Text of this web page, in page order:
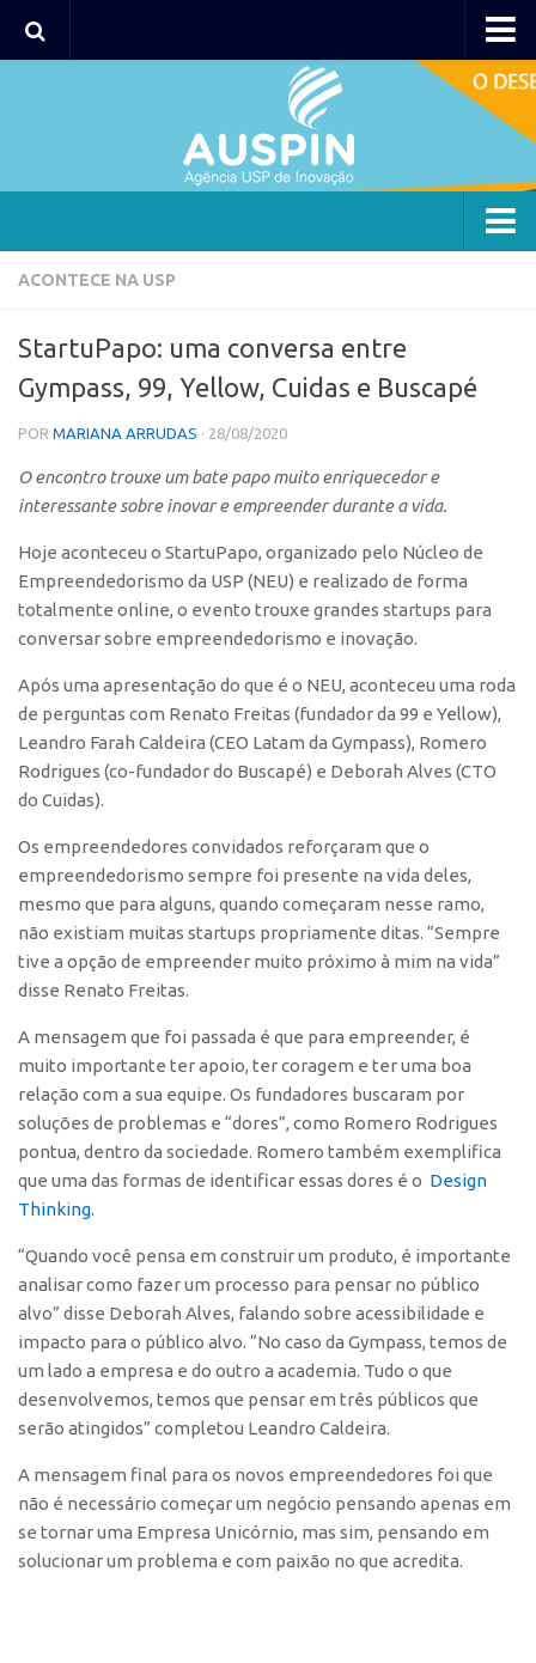
Agência
Coordenação
Polos
Polo Capital
Polo Lorena
Polo Ribeirão Preto
Polo São Carlos
Bolsa Empreendedorismo
Bolsa Startup USP
PGI-USP
Conexão USP
Portal do Inventor
Inteligência Competitiva
Pesquisa na USP
EMBRAPIIs
CEPIDs
CPEs
INCTs
InovaUSP
Comunicação
Eventos
Fala Inovação
Premiações
Edição 2025
Edição 2021
ACONTECE NA USP
StartuPapo: uma conversa entre
Gympass, 99, Yellow, Cuidas e Buscapé
POR MARIANA ARRUDAS · 28/08/2020
O encontro trouxe um bate papo muito enriquecedor e
interessante sobre inovar e empreender durante a vida.
Hoje aconteceu o StartuPapo, organizado pelo Núcleo de
Empreendedorismo da USP (NEU) e realizado de forma
totalmente online, o evento trouxe grandes startups para
conversar sobre empreendedorismo e inovação.
Após uma apresentação do que é o NEU, aconteceu uma roda
de perguntas com Renato Freitas (fundador da 99 e Yellow),
Leandro Farah Caldeira (CEO Latam da Gympass), Romero
Rodrigues (co-fundador do Buscapé) e Deborah Alves (CTO
do Cuidas).
Os empreendedores convidados reforçaram que o
empreendedorismo sempre foi presente na vida deles,
mesmo que para alguns, quando começaram nesse ramo,
não existiam muitas startups propriamente ditas. “Sempre
tive a opção de empreender muito próximo à mim na vida”
disse Renato Freitas.
A mensagem que foi passada é que para empreender, é
muito importante ter apoio, ter coragem e ter uma boa
relação com a sua equipe. Os fundadores buscaram por
soluções de problemas e “dores”, como Romero Rodrigues
pontua, dentro da sociedade. Romero também exemplifica
que uma das formas de identificar essas dores é o Design
Thinking.
“Quando você pensa em construir um produto, é importante
analisar como fazer um processo para pensar no público
alvo” disse Deborah Alves, falando sobre acessibilidade e
impacto para o público alvo. “No caso da Gympass, temos de
um lado a empresa e do outro a academia. Tudo o que
desenvolvemos, temos que pensar em três públicos que
serão atingidos” completou Leandro Caldeira.
A mensagem final para os novos empreendedores foi que
não é necessário começar um negócio pensando apenas em
se tornar uma Empresa Unicórnio, mas sim, pensando em
solucionar um problema e com paixão no que acredita.